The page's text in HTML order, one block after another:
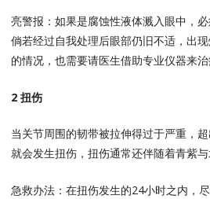
亮警报：如果是腐蚀性液体溅入眼中，
倘若经过自我处理后眼部仍旧不适，出
的情况，也需要请医生借助专业仪器来治
2 扭伤
当关节周围的韧带被拉伸得过于严重，
就会发生扭伤，扭伤通常还伴随着青紫与
急救办法：在扭伤发生的24小时之内，